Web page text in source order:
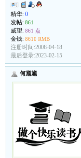
精华: 0
发帖: 861
威望: 861 点
金钱: 8610 RMB
注册时间:2008-04-18
最后登录:2023-02-15
何馗馗